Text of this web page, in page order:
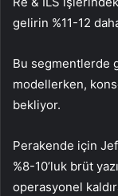
gelirin %11-12
Bu segmentlerde
modellerken,
bekliyor.
Perakende için
%8-10’luk brüt
operasyonel